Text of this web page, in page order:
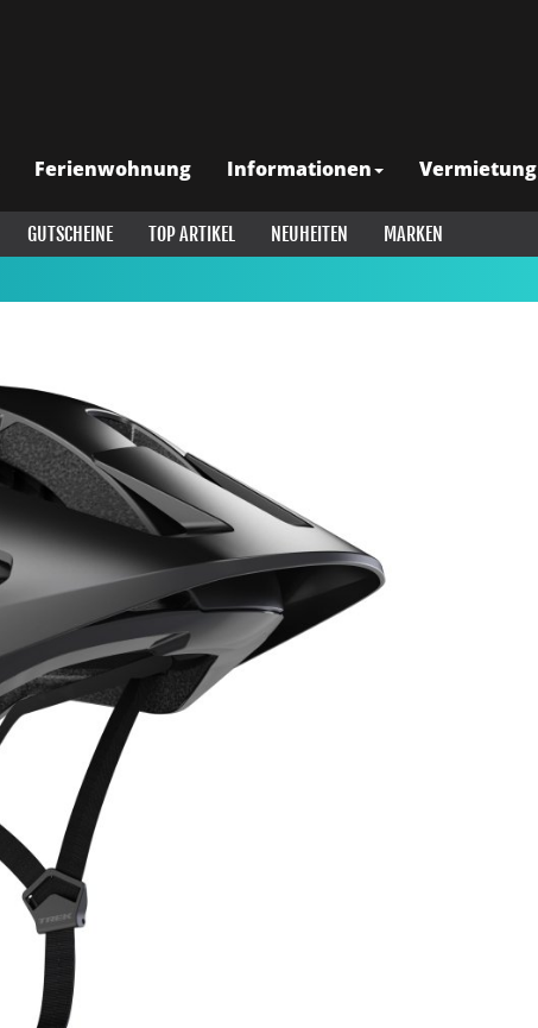
Ferienwohnung Informationen Vermietung
GUTSCHEINE TOP ARTIKEL NEUHEITEN
MARKEN